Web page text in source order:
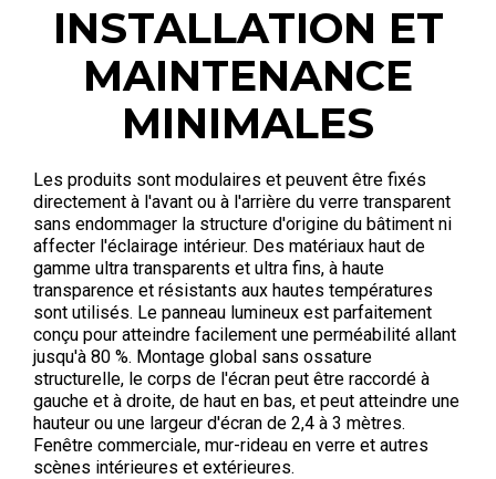
INSTALLATION ET
MAINTENANCE
MINIMALES
Les produits sont modulaires et peuvent être fixés
directement à l'avant ou à l'arrière du verre transparent
sans endommager la structure d'origine du bâtiment ni
affecter l'éclairage intérieur. Des matériaux haut de
gamme ultra transparents et ultra fins, à haute
transparence et résistants aux hautes températures
sont utilisés. Le panneau lumineux est parfaitement
conçu pour atteindre facilement une perméabilité allant
jusqu'à 80 %. Montage global sans ossature
structurelle, le corps de l'écran peut être raccordé à
gauche et à droite, de haut en bas, et peut atteindre une
hauteur ou une largeur d'écran de 2,4 à 3 mètres.
Fenêtre commerciale, mur-rideau en verre et autres
scènes intérieures et extérieures.